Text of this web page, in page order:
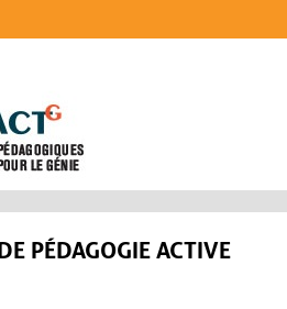
PÉDAGOGIE ACTIVE